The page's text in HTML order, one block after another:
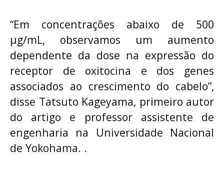
“Em concentrações abaixo de 500
μg/mL, observamos um aumento
dependente da dose na expressão do
receptor de oxitocina e dos genes
associados ao crescimento do cabelo”,
disse Tatsuto Kageyama, primeiro autor
do artigo e professor assistente de
engenharia na Universidade Nacional
de Yokohama. .